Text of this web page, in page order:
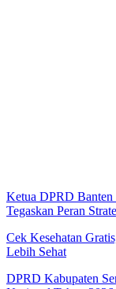
Ketua DPRD
Tegaskan Peran
Cek Kesehatan
Lebih Sehat
DPRD Kabupaten